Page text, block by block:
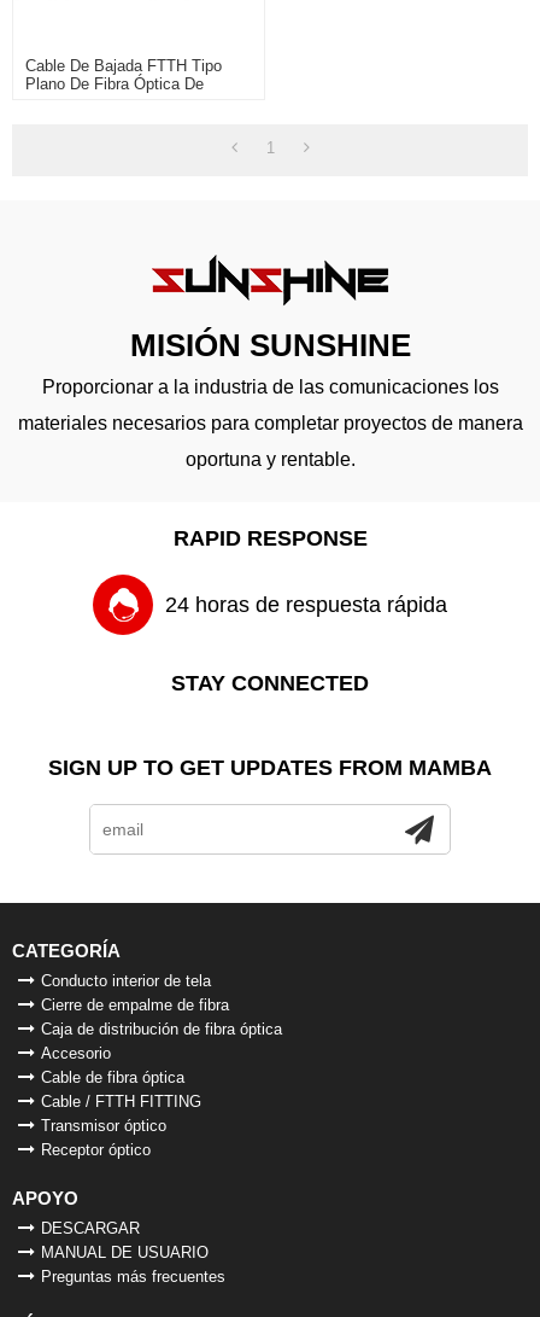
Cable De Bajada FTTH Tipo
Plano De Fibra Óptica De
1
MISIÓN SUNSHINE
Proporcionar a la industria de las comunicaciones los
materiales necesarios para completar proyectos de manera
oportuna y rentable.
RAPID RESPONSE
24 horas de respuesta rápida
STAY CONNECTED
SIGN UP TO GET UPDATES FROM MAMBA
CATEGORÍA
Conducto interior de tela
Cierre de empalme de fibra
Caja de distribución de fibra óptica
Accesorio
Cable de fibra óptica
Cable / FTTH FITTING
Transmisor óptico
Receptor óptico
APOYO
DESCARGAR
MANUAL DE USUARIO
Preguntas más frecuentes